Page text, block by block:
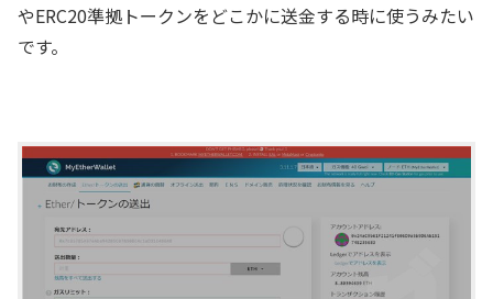
やERC20準拠トークンをどこかに送金する時に使うみたい
です。